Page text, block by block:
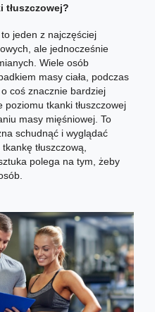
tłuszczowej?
jeden z najczęściej
ale jednocześnie
Wiele osób
masy ciała, podczas
coś znacznie bardziej
tkanki tłuszczowej
masy mięśniowej. To
schudnąć i wyglądać
tłuszczową,
polega na tym, żeby